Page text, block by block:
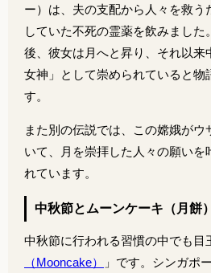
ー）は、夫の支配から人々を救う
していた不死の霊薬を飲みました
後、彼女は月へと昇り、それ以来
女神」として崇められていると物
す。
また別の伝説では、この嫦娥が
いて、月を崇拝した人々の願いを
れています。
中秋節とムーンケーキ（月餅）
中秋節に行われる習慣の中でも目
（Mooncake）
」です。シンガポ